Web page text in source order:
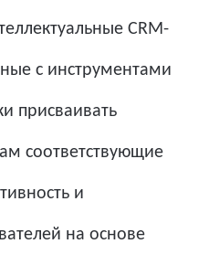
CRM-
с инструментами
присваивать
соответствующие
и
на основе